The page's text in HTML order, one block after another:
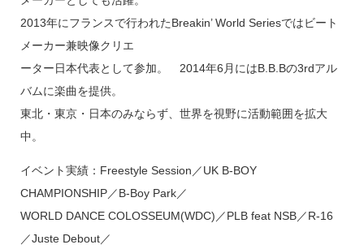
2013年にフランスで行われたBreakin’ World Seriesではビート
メーカー兼映像クリエ
ーター日本代表として参加。 2014年6月にはB.B.Bの3rdアル
バムに楽曲を提供。
東北・東京・日本のみならず、世界を視野に活動範囲を拡大
中。
イベント実績：Freestyle Session／UK B-BOY
CHAMPIONSHIP／B-Boy Park／
WORLD DANCE COLOSSEUM(WDC)／PLB feat NSB／R-16
／Juste Debout／